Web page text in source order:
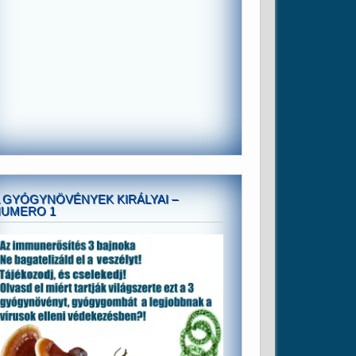
GYÓGYNÖVÉNYEK KIRÁLYAI –
1